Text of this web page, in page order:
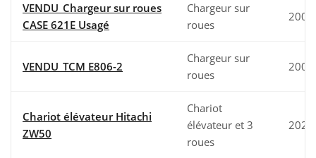
VENDU_Chargeur sur roues
CASE 621E Usagé
Chargeur sur
roues
2008
VENDU_TCM E806-2
Chargeur sur
roues
2004
Chariot élévateur Hitachi
ZW50
Chariot
élévateur et 3
roues
2024